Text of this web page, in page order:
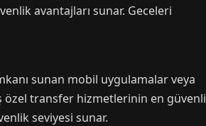
avantajları sunar. Geceleri
sunan mobil uygulamalar veya
özel transfer hizmetlerinin en güvenli
seviyesi sunar.